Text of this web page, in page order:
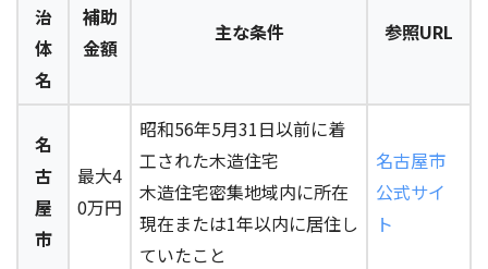
治
体
名
補助
金額
主な条件 参照URL
名
古
屋
市
最大4
0万円
昭和56年5月31日以前に着
工された木造住宅
木造住宅密集地域内に所在
現在または1年以内に居住し
ていたこと
名古屋市
公式サイ
ト